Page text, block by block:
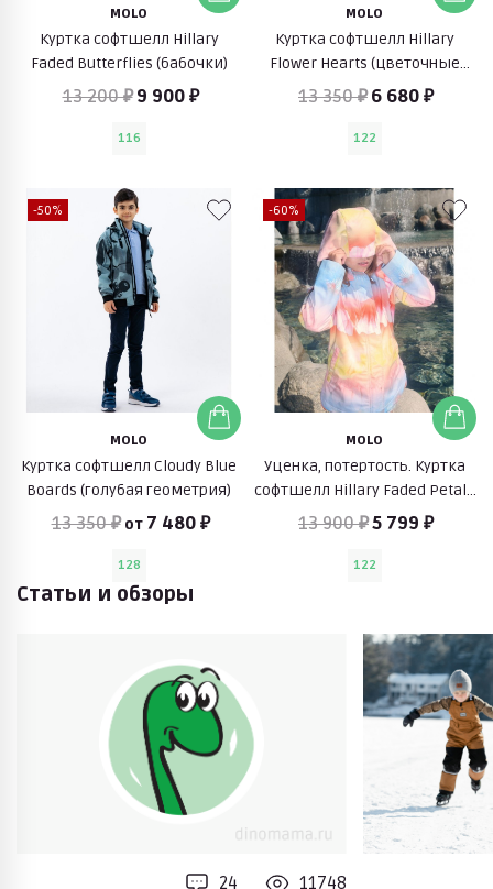
MOLO
Куртка софтшелл Hillary
Faded Butterflies (бабочки)
13 200 ₽ 9 900 ₽
116
MOLO
Куртка софтшелл Hillary
Flower Hearts (цветочные
сердца)
13 350 ₽ 6 680 ₽
122
-50%
MOLO
Куртка софтшелл Cloudy Blue
Boards (голубая геометрия)
13 350 ₽ от 7 480 ₽
128
-60%
MOLO
Уценка, потертость. Куртка
софтшелл Hillary Faded Petals
(разноцветный)
13 900 ₽5 799 ₽
122
Статьи и обзоры
24
11748